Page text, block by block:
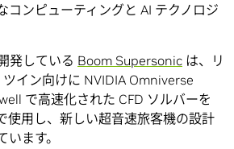
コンピューティングと AI テクノロジ
発している Boom Supersonic は、リ
イン向けに NVIDIA Omniverse
で高速化された CFD ソルバーを
使用し、新しい超音速旅客機の設計
ます。